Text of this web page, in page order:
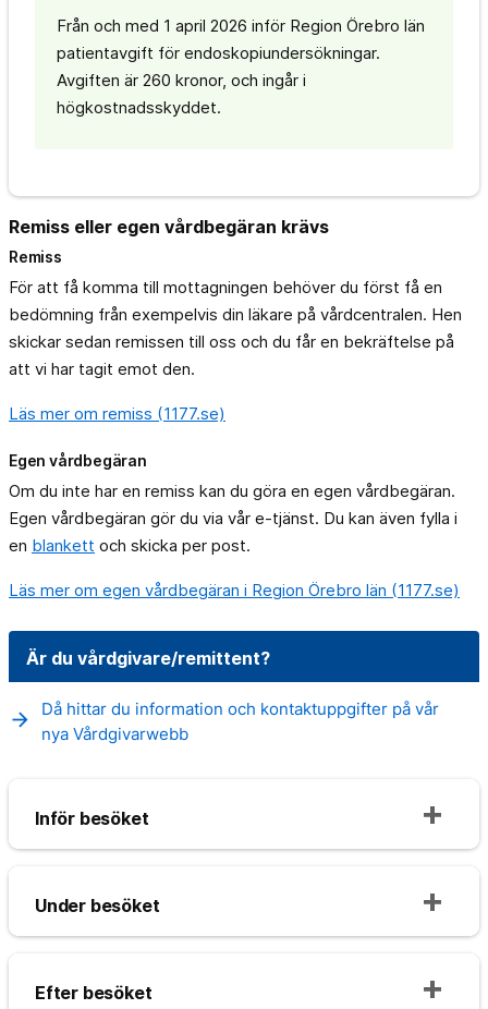
Från och med 1 april 2026 inför Region Örebro län
patientavgift för endoskopiundersökningar.
Avgiften är 260 kronor, och ingår i
högkostnadsskyddet.
Remiss eller egen vårdbegäran krävs
Remiss
För att få komma till mottagningen behöver du först få en
bedömning från exempelvis din läkare på vårdcentralen. Hen
skickar sedan remissen till oss och du får en bekräftelse på
att vi har tagit emot den.
Läs mer om remiss (1177.se)
Egen vårdbegäran
Om du inte har en remiss kan du göra en egen vårdbegäran.
Egen vårdbegäran gör du via vår e-tjänst. Du kan även fylla i
en blankett och skicka per post.
Läs mer om egen vårdbegäran i Region Örebro län (1177.se)
Är du vårdgivare/remittent?
arrow_forward
Då hittar du information och kontaktuppgifter på vår
nya Vårdgivarwebb
Inför besöket
Under besöket
Efter besöket